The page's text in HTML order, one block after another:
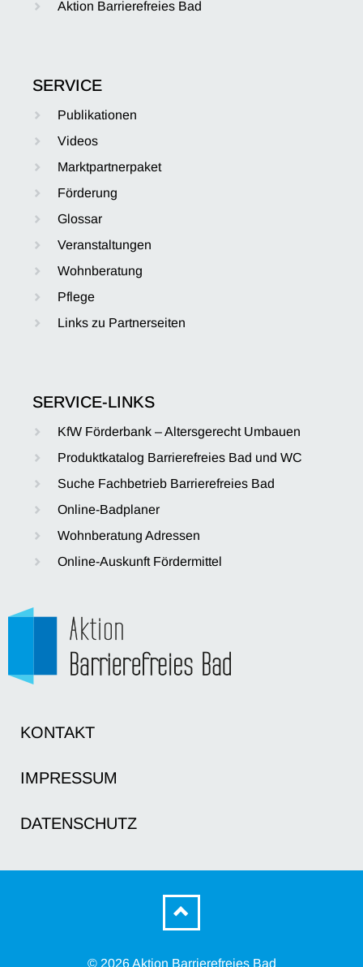
Aktion Barrierefreies Bad
SERVICE
Publikationen
Videos
Marktpartnerpaket
Förderung
Glossar
Veranstaltungen
Wohnberatung
Pflege
Links zu Partnerseiten
SERVICE-LINKS
KfW Förderbank – Altersgerecht Umbauen
Produktkatalog Barrierefreies Bad und WC
Suche Fachbetrieb Barrierefreies Bad
Online-Badplaner
Wohnberatung Adressen
Online-Auskunft Fördermittel
KONTAKT
IMPRESSUM
DATENSCHUTZ
© 2026 Aktion Barrierefreies Bad